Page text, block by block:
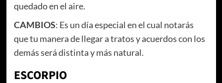
quedado en el aire.
CAMBIOS: Es un día especial en el cual notarás
que tu manera de llegar a tratos y acuerdos con los
demás será distinta y más natural.
ESCORPIO